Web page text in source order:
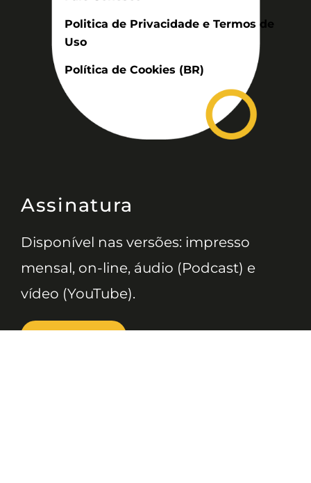
Politica de Privacidade e Termos de
Uso
Política de Cookies (BR)
Assinatura
Disponível nas versões: impresso
mensal, on-line, áudio (Podcast) e
vídeo (YouTube).
ASSINE